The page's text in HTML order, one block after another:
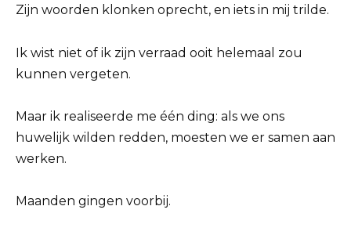
Zijn woorden klonken oprecht, en iets in mij trilde.
Ik wist niet of ik zijn verraad ooit helemaal zou
kunnen vergeten.
Maar ik realiseerde me één ding: als we ons
huwelijk wilden redden, moesten we er samen aan
werken.
Maanden gingen voorbij.